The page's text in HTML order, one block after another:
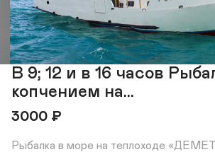
В 9; 12 и в 16 часов
копчением на...
3000 ₽
Рыбалка в море на теплоходе